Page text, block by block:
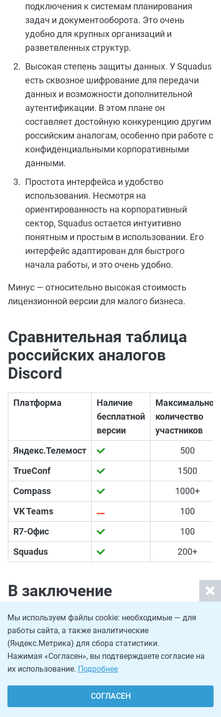
подключения к системам планирования
задач и документооборота. Это очень
удобно для крупных организаций и
разветвленных структур.
Высокая степень защиты данных. У Squadus
есть сквозное шифрование для передачи
данных и возможности дополнительной
аутентификации. В этом плане он
составляет достойную конкуренцию другим
российским аналогам, особенно при работе с
конфиденциальными корпоративными
данными.
Простота интерфейса и удобство
использования. Несмотря на
ориентированность на корпоративный
сектор, Squadus остается интуитивно
понятным и простым в использовании. Его
интерфейс адаптирован для быстрого
начала работы, и это очень удобно.
Минус — относительно высокая стоимость
лицензионной версии для малого бизнеса.
Сравнительная таблица
российских аналогов
Discord
Платформа
Наличие
бесплатной
версии
Максимальное
количество
участников
Яндекс.Телемост
500
TrueConf
1500
Compass
1000+
VK Teams
100
R7-Офис
100
Squadus
200+
В заключение
Еще раз отметим, что полноценного аналога
Discord не существует. Все платформы, которые
мы рассмотрели, закрывают лишь часть задач,
которые умел закрывать Дискорд. Но,
возможно, этого хватает большинству
российских пользователей. Согласитесь, мало
кто из нас готов и умеет, к примеру, настраивать
Мы используем файлы cookie: необходимые — для
работы сайта, а также аналитические
(Яндекс.Метрика) для сбора статистики.
Нажимая «Согласен», вы подтверждаете согласие на
их использование. Подробнее
СОГЛАСЕН